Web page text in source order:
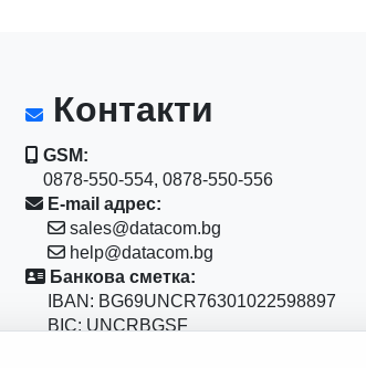
Контакти
GSM:
0878-550-554, 0878-550-556
E-mail адрес:
sales@datacom.bg
help@datacom.bg
Банкова сметка:
IBAN: BG69UNCR76301022598897
BIC: UNCRBGSF